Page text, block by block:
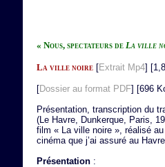
« Nous, spectateurs de La ville
La ville noire [Extrait Mp4]
[Dossier au format PDF] [696
Présentation, transcription du
(Le Havre, Dunkerque, Paris,
film « La ville noire », réalisé au
cinéma que j’ai assuré au
Présentation :